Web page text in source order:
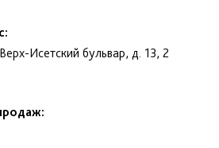
Исетский бульвар, д. 13, 2